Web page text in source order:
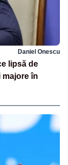
Daniel Onescu
lipsă de
majore în